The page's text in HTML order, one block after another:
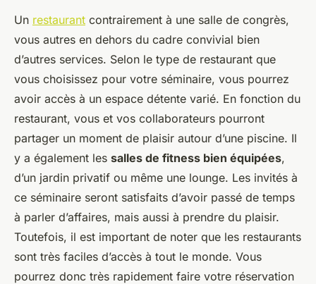
Un restaurant contrairement à une salle de congrès,
vous autres en dehors du cadre convivial bien
d’autres services. Selon le type de restaurant que
vous choisissez pour votre séminaire, vous pourrez
avoir accès à un espace détente varié. En fonction du
restaurant, vous et vos collaborateurs pourront
partager un moment de plaisir autour d’une piscine. Il
y a également les salles de fitness bien équipées,
d’un jardin privatif ou même une lounge. Les invités à
ce séminaire seront satisfaits d’avoir passé de temps
à parler d’affaires, mais aussi à prendre du plaisir.
Toutefois, il est important de noter que les restaurants
sont très faciles d’accès à tout le monde. Vous
pourrez donc très rapidement faire votre réservation